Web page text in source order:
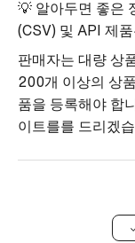
💡 알아두면 좋은
(CSV) 및 API 제
판매자는 대량 상
200개 이상의 상
품을 등록해야 합
이트를를 드리겠습